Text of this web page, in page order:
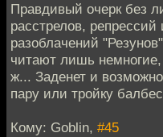
Правдивый очерк без
расстрелов,
разоблачений
читают лишь
ж... Заденет и
пару или тройку
Кому: Goblin, #45